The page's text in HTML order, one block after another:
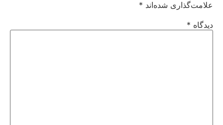
علامت‌گذاری شده‌اند *
دیدگاه *